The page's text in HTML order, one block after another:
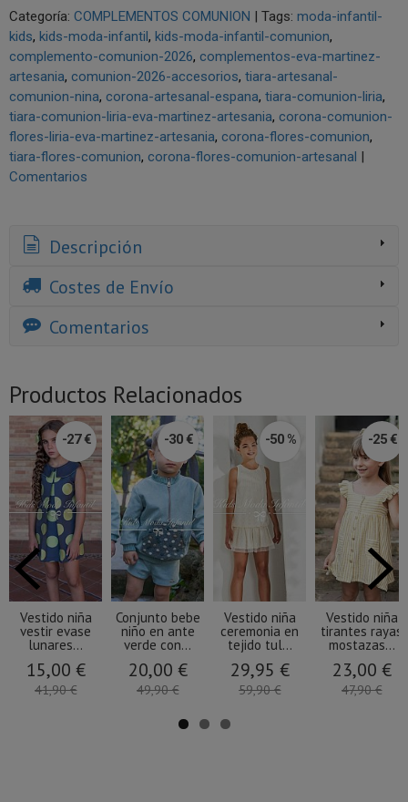
Categoría: COMPLEMENTOS COMUNION | Tags: moda-infantil-
kids kids-moda-infantil kids-moda-infantil-comunion
complemento-comunion-2026 complementos-eva-martinez-
artesania comunion-2026-accesorios tiara-artesanal-
comunion-nina corona-artesanal-espana tiara-comunion-liria
tiara-comunion-liria-eva-martinez-artesania corona-comunion-
flores-liria-eva-martinez-artesania corona-flores-comunion
tiara-flores-comunion corona-flores-comunion-artesanal |
Comentarios
Descripción
Costes de Envío
Comentarios
Productos Relacionados
-27 €
Vestido niña
vestir evase
lunares...
15,00 €
41,90 €
-30 €
Conjunto bebe
niño en ante
verde con...
20,00 €
49,90 €
-50 %
Vestido niña
ceremonia en
tejido tul...
29,95 €
59,90 €
-25 €
Vestido niña
tirantes rayas
mostazas...
23,00 €
47,90 €